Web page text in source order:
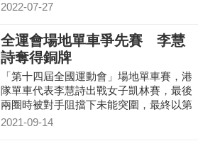
2022-07-27
全運會場地單車爭先賽 李慧
詩奪得銅牌
「第十四屆全國運動會」場地單車賽，港
隊單車代表李慧詩出戰女子凱林賽，最後
兩圈時被對手阻擋下未能突圍，最終以第
三名衝線，奪得銅牌！
2021-09-14